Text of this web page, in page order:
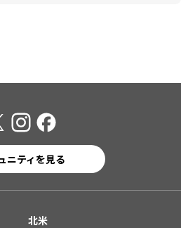
ニティを見る
北米